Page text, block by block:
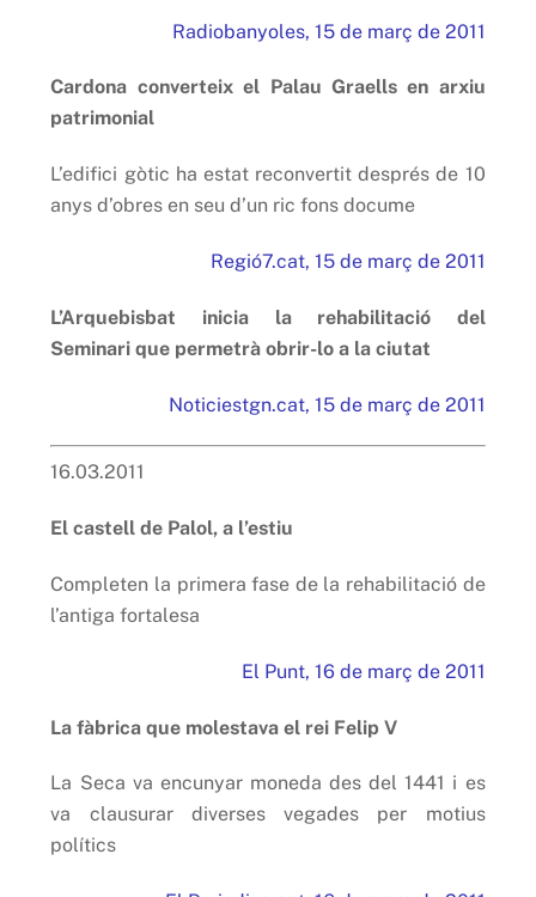
Radiobanyoles, 15 de març de 2011
Cardona converteix el Palau Graells en arxiu
patrimonial
L’edifici gòtic ha estat reconvertit després de 10
anys d’obres en seu d’un ric fons docume
Regió7.cat, 15 de març de 2011
L’Arquebisbat inicia la rehabilitació del
Seminari que permetrà obrir-lo a la ciutat
Noticiestgn.cat, 15 de març de 2011
16.03.2011
El castell de Palol, a l’estiu
Completen la primera fase de la rehabilitació de
l’antiga fortalesa
El Punt, 16 de març de 2011
La fàbrica que molestava el rei Felip V
La Seca va encunyar moneda des del 1441 i es
va clausurar diverses vegades per motius
polítics